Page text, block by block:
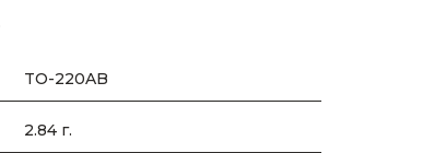
TO-220AB
2.84 г.